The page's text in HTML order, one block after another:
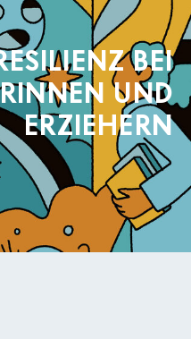
BEI
UND
ERZIEHERN